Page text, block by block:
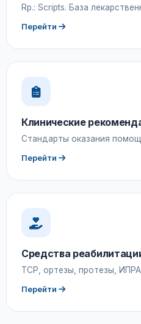
Rp.: Scripts. База
Перейти
Клинические
Стандарты оказания
Перейти
Средства
ТСР, ортезы, протезы, ИПРА
Перейти